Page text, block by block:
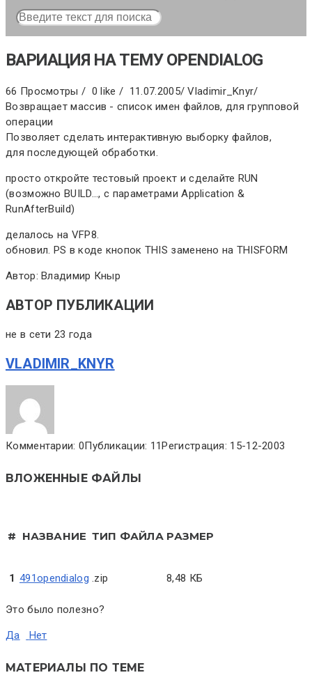
ВАРИАЦИЯ НА ТЕМУ OPENDIALOG
66 Просмотры / 0 like / 11.07.2005/ Vladimir_Knyr/
Возвращает массив - список имен файлов, для групповой
операции
Позволяет сделать интерактивную выборку файлов,
для последующей обработки.
просто откройте тестовый проект и сделайте RUN
(возможно BUILD..., с параметрами Application &
RunAfterBuild)
делалось на VFP8.
обновил. PS в коде кнопок THIS заменено на THISFORM
Автор: Владимир Кныр
АВТОР ПУБЛИКАЦИИ
не в сети 23 года
VLADIMIR_KNYR
Комментарии: 0Публикации: 11Регистрация: 15-12-2003
ВЛОЖЕННЫЕ ФАЙЛЫ
# НАЗВАНИЕ ТИП ФАЙЛА РАЗМЕР
1 491opendialog .zip 8,48 КБ
Это было полезно?
Да Нет
МАТЕРИАЛЫ ПО ТЕМЕ